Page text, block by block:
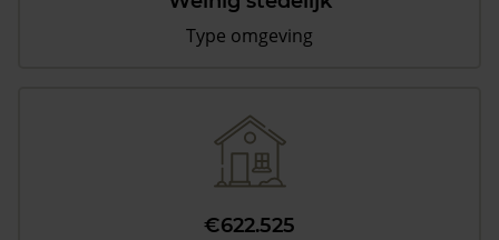
Type omgeving
€622.525